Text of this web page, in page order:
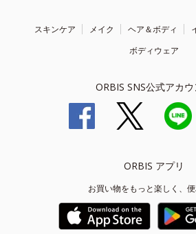
スキンケア メイク ヘア＆ボディ
ボディウェア
ORBIS SNS公式アカウ
ORBIS アプリ
お買い物をもっと楽しく、便